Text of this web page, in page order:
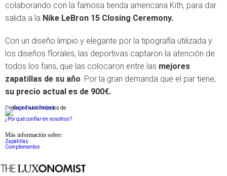
colaborando con la famosa tienda americana Kith, para dar
salida a la Nike LeBron 15 Closing Ceremony.
Con un diseño limpio y elegante por la tipografía utilizada y
los diseños florales, las deportivas captaron la atención de
todos los fans, que las colocaron entre las mejores
zapatillas de su año. Por la gran demanda que el par tiene,
su precio actual es de 900€.
Conforme a los criterios de
¿Por qué confiar en nosotros?
Más información sobre:
Zapatillas
Complementos